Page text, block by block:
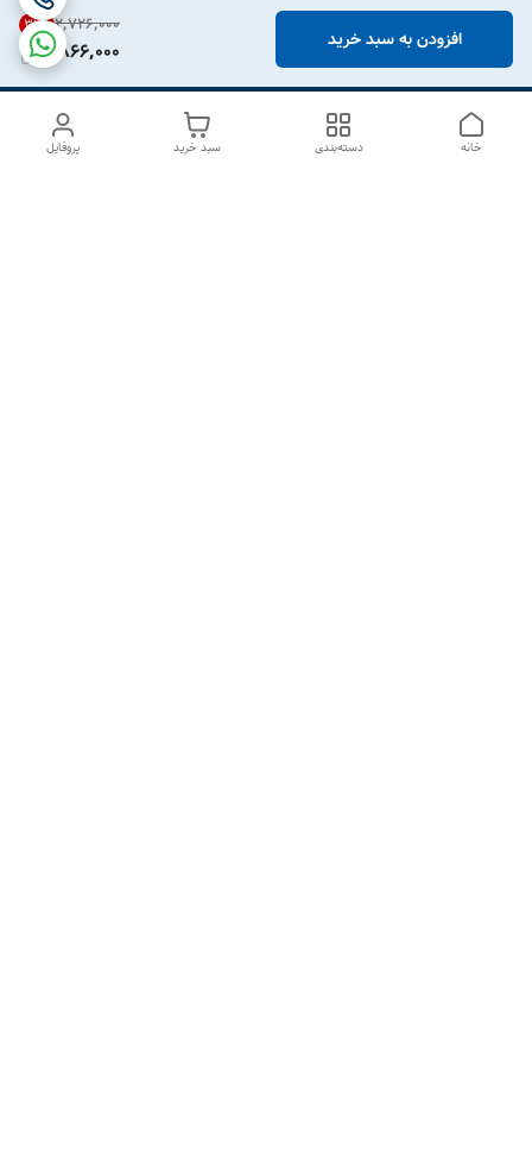
۲٬۷۲۶٬۰۰۰ 31%
1,866,000 افزودن به سبد خرید
پروفایل سبد خرید دسته‌بندی خانه